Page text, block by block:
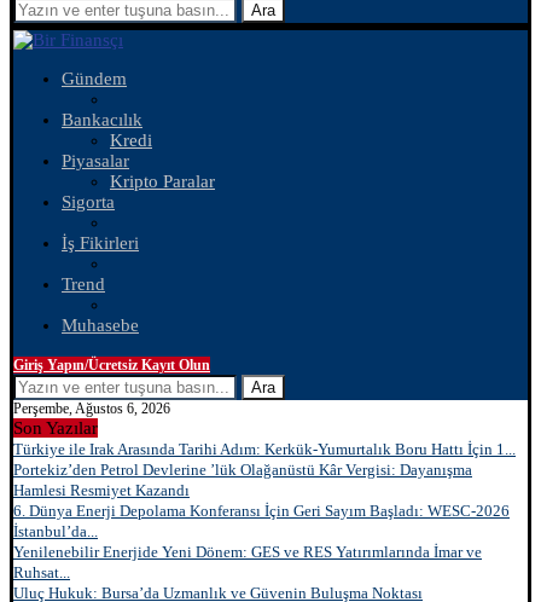
Ara
Gündem
Bankacılık
Kredi
Piyasalar
Kripto Paralar
Sigorta
İş Fikirleri
Trend
Muhasebe
Giriş Yapın/Ücretsiz Kayıt Olun
Ara
Perşembe, Ağustos 6, 2026
Son Yazılar
Türkiye ile Irak Arasında Tarihi Adım: Kerkük-Yumurtalık Boru Hattı İçin 1...
Portekiz’den Petrol Devlerine ’lük Olağanüstü Kâr Vergisi: Dayanışma
Hamlesi Resmiyet Kazandı
6. Dünya Enerji Depolama Konferansı İçin Geri Sayım Başladı: WESC-2026
İstanbul’da...
Yenilenebilir Enerjide Yeni Dönem: GES ve RES Yatırımlarında İmar ve
Ruhsat...
Uluç Hukuk: Bursa’da Uzmanlık ve Güvenin Buluşma Noktası